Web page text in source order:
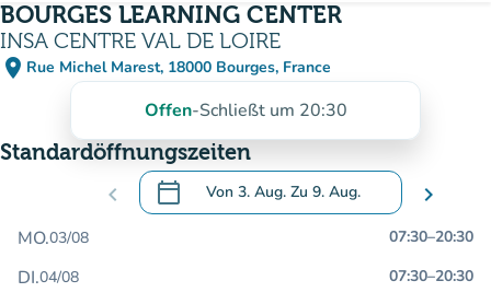
BOURGES LEARNING CENTER
INSA CENTRE VAL DE LOIRE
place Rue Michel Marest, 18000 Bourges, France
(in Google Maps öffnen)
(new tab)
Offen-Schließt um 20:30
Standardöffnungszeiten
chevron_left calendar_today Von 3. Aug. Zu 9. Aug.
.Öffnen Sie den Kalender, um Daten zu
chevron_right
MO.03/08 07:30–20:30
DI.04/08 07:30–20:30